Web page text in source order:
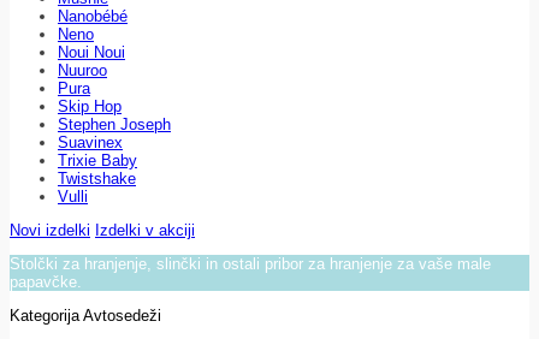
Nanobébé
Neno
Noui Noui
Nuuroo
Pura
Skip Hop
Stephen Joseph
Suavinex
Trixie Baby
Twistshake
Vulli
Novi izdelki Izdelki v akciji
Stolčki za hranjenje, slinčki in ostali pribor za hranjenje za vaše male
papavčke.
Kategorija Avtosedeži